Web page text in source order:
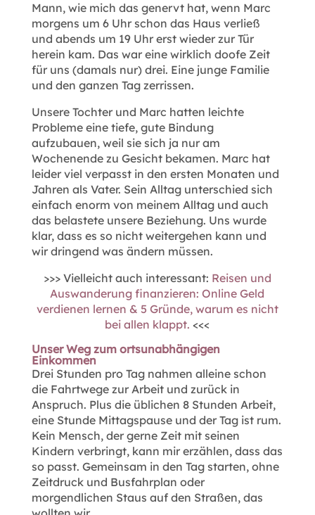
Mann, wie mich das genervt hat, wenn Marc
morgens um 6 Uhr schon das Haus verließ
und abends um 19 Uhr erst wieder zur Tür
herein kam. Das war eine wirklich doofe Zeit
für uns (damals nur) drei. Eine junge Familie
und den ganzen Tag zerrissen.
Unsere Tochter und Marc hatten leichte
Probleme eine tiefe, gute Bindung
aufzubauen, weil sie sich ja nur am
Wochenende zu Gesicht bekamen. Marc hat
leider viel verpasst in den ersten Monaten und
Jahren als Vater. Sein Alltag unterschied sich
einfach enorm von meinem Alltag und auch
das belastete unsere Beziehung. Uns wurde
klar, dass es so nicht weitergehen kann und
wir dringend was ändern müssen.
>>> Vielleicht auch interessant: Reisen und
Auswanderung finanzieren: Online Geld
verdienen lernen & 5 Gründe, warum es nicht
bei allen klappt. <<<
Unser Weg zum ortsunabhängigen
Einkommen
Drei Stunden pro Tag nahmen alleine schon
die Fahrtwege zur Arbeit und zurück in
Anspruch. Plus die üblichen 8 Stunden Arbeit,
eine Stunde Mittagspause und der Tag ist rum.
Kein Mensch, der gerne Zeit mit seinen
Kindern verbringt, kann mir erzählen, dass das
so passt. Gemeinsam in den Tag starten, ohne
Zeitdruck und Busfahrplan oder
morgendlichen Staus auf den Straßen, das